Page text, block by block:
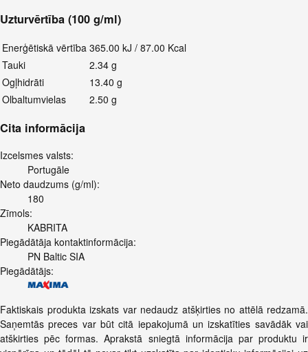
Uzturvērtība (100 g/ml)
Enerģētiskā vērtība 365.00 kJ / 87.00 Kcal
Tauki
2.34 g
Ogļhidrāti
13.40 g
Olbaltumvielas
2.50 g
Cita informācija
Izcelsmes valsts:
Portugāle
Neto daudzums (g/ml):
180
Zīmols:
KABRITA
Piegādātāja kontaktinformācija:
PN Baltic SIA
Piegādātājs:
Faktiskais produkta izskats var nedaudz atšķirties no attēlā redzamā.
Saņemtās preces var būt citā iepakojumā un izskatīties savādāk vai
atškirties pēc formas. Aprakstā sniegtā informācija par produktu ir